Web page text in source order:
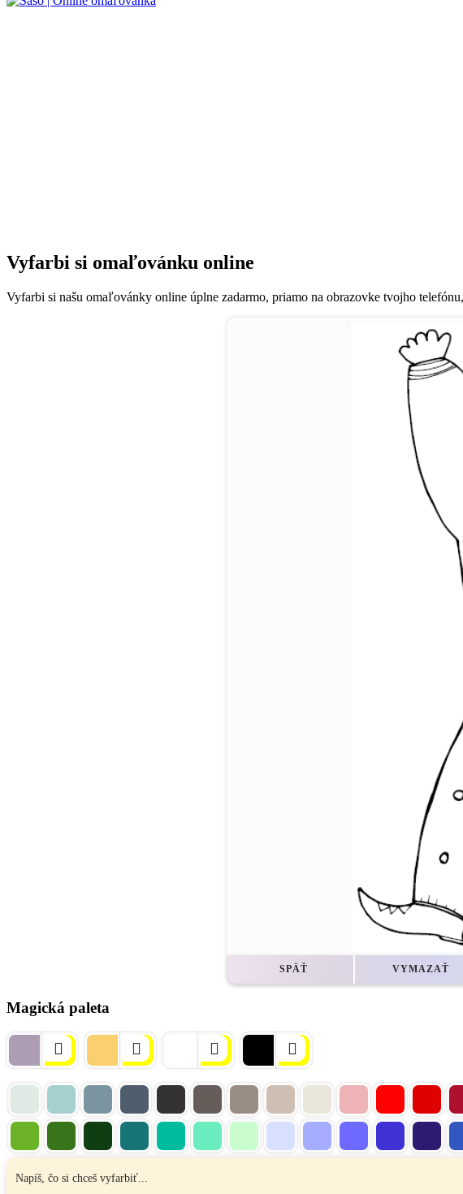
Vyfarbi si omaľovánku online
Vyfarbi si našu omaľovánky online úplne zadarmo, priamo na obrazovke tvojho
SPÄŤ VYMAZAŤ
Magická paleta